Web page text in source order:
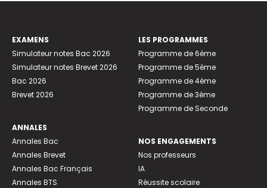
EXAMENS
Simulateur notes Bac 2026
Simulateur notes Brevet 2026
Bac 2026
Brevet 2026
ANNALES
Annales Bac
Annales Brevet
Annales Bac Français
Annales BTS
LES PROGRAMMES
Programme de 6ème
Programme de 5ème
Programme de 4ème
Programme de 3ème
Programme de Seconde
NOS ENGAGEMENTS
Nos professeurs
IA
Réussite scolaire